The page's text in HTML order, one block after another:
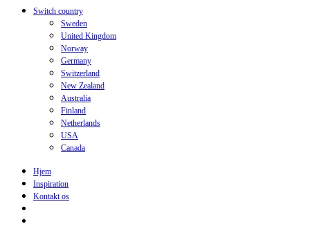
search
Menu
Switch country
Sweden
United Kingdom
Norway
Germany
Switzerland
New Zealand
Australia
Finland
Netherlands
USA
Canada
Hjem
Inspiration
Kontakt os